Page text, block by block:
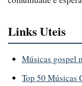
Links Uteis
Músicas gospel
Top 50 Músicas